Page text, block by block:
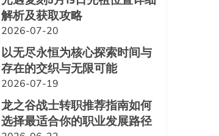
解析及获取攻略
2026-07-20
以无尽永恒为核心探索时间与
存在的交织与无限可能
2026-07-19
龙之谷战士转职推荐指南如何
选择最适合你的职业发展路径